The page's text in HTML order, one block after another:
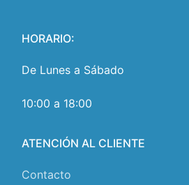
HORARIO:
De Lunes a Sábado
10:00 a 18:00
ATENCIÓN AL CLIENTE
Contacto